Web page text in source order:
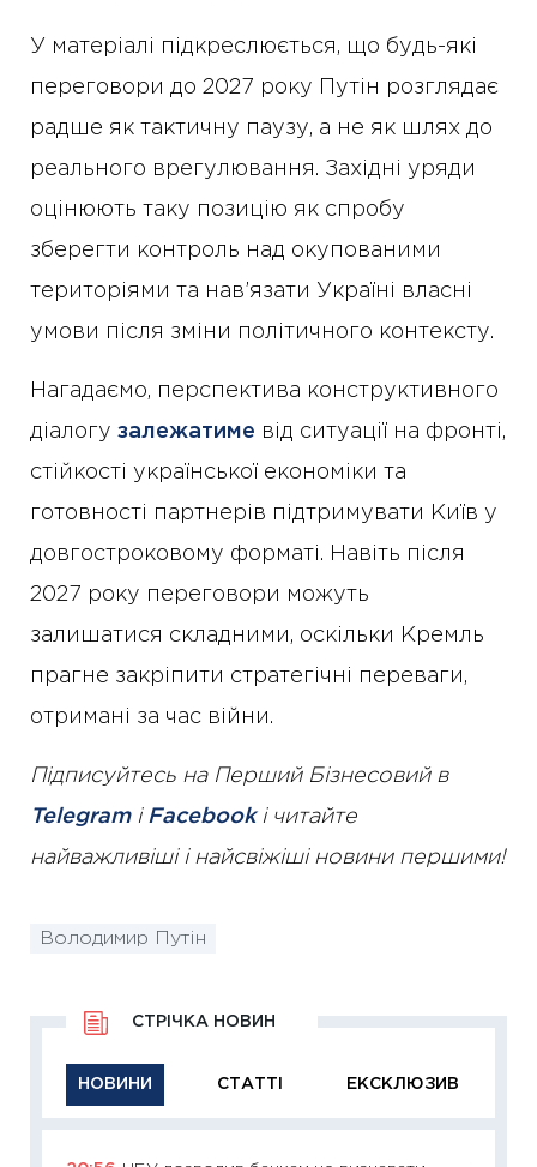
У матеріалі підкреслюється, що будь-які
переговори до 2027 року Путін розглядає
радше як тактичну паузу, а не як шлях до
реального врегулювання. Західні уряди
оцінюють таку позицію як спробу
зберегти контроль над окупованими
територіями та нав’язати Україні власні
умови після зміни політичного контексту.
Нагадаємо, перспектива конструктивного
діалогу залежатиме від ситуації на фронті,
стійкості української економіки та
готовності партнерів підтримувати Київ у
довгостроковому форматі. Навіть після
2027 року переговори можуть
залишатися складними, оскільки Кремль
прагне закріпити стратегічні переваги,
отримані за час війни.
Підписуйтесь на Перший Бізнесовий в
Telegramі Facebookі читайте
найважливіші і найсвіжіші новини першими!
Володимир Путін
НОВИНИ СТАТТІ ЕКСКЛЮЗИВ
СТРІЧКА НОВИН